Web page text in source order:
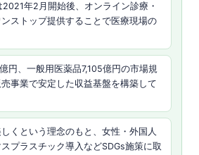
2021年2月開始後、オンライン診療・
ストップ提供することで医療現場の
円、一般用医薬品7,105億円の市場規
事業で安定した収益基盤を構築して
くという理念のもと、女性・外国人
プラスチック導入などSDGs施策に取